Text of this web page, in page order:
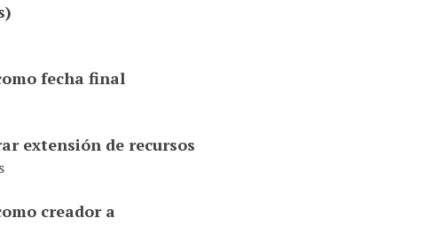
fecha final
extensión de recursos
creador a